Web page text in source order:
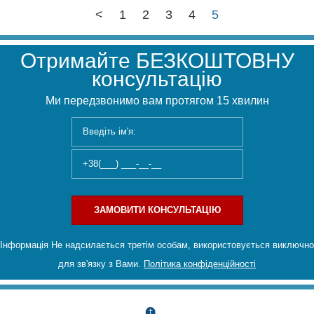
< 1 2 3 4 5
Отримайте БЕЗКОШТОВНУ
консультацію
Ми передзвонимо вам протягом 15 хвилин
ЗАМОВИТИ КОНСУЛЬТАЦІЮ
Інформація Не надсилається третім особам, використовується виключно
для зв'язку з Вами.
Політика конфіденційності